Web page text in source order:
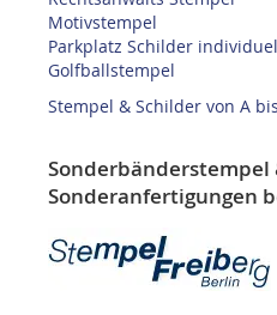
Motivstempel
Parkplatz Schilder
Golfballstempel
Stempel & Schilder von A
Sonderbänderstempel
Sonderanfertigungen